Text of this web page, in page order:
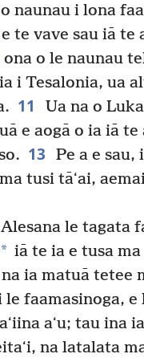
naunau i lona
te vave sau iā te
ona o le naunau
i Tesalonia, ua
11
Ua na o
e aogā o ia iā te
13
Pe a e
tusi tāʻai,
le tagata
* iā te ia e tusa
ia matuā tetee
faamasinoga, e
aʻu; tau ina
na latalata